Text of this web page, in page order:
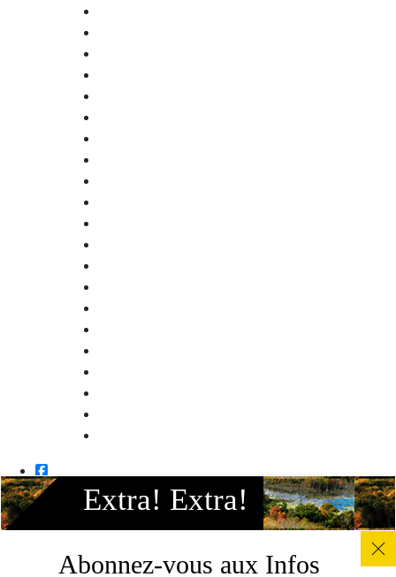
Extra! Extra!
Abonnez-vous aux Infos
Facebook
Instagram
Twitter
Linkedin
Youtube